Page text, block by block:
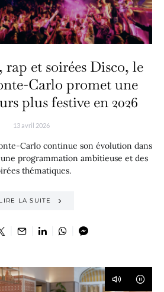
et soirées Disco, le
Carlo promet une
plus festive en 2026
13 avril 2026
Carlo continue son évolution dans
programmation ambitieuse et des
thématiques.
LIRE LA SUITE